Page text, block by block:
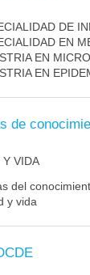
DE
EN
EN
EN
de
Y VIDA
del
y vida